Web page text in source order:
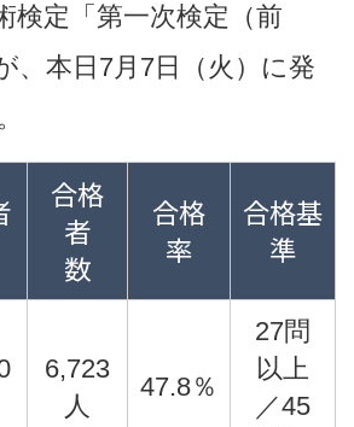
検定「第一次検定（前
、本日7月7日（火）に発
合格
者
数
合格
率
合格基
準
6,723
人
47.8％
27問
以上
／45